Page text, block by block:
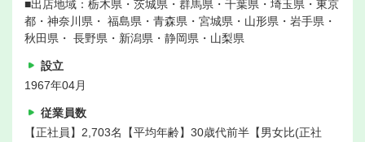
■出店地域：栃木県・茨城県・群馬県・千葉県・埼玉県・東京
都・神奈川県・ 福島県・青森県・宮城県・山形県・岩手県・
秋田県・ 長野県・新潟県・静岡県・山梨県
設立
1967年04月
従業員数
【正社員】2,703名【平均年齢】30歳代前半【男女比(正社